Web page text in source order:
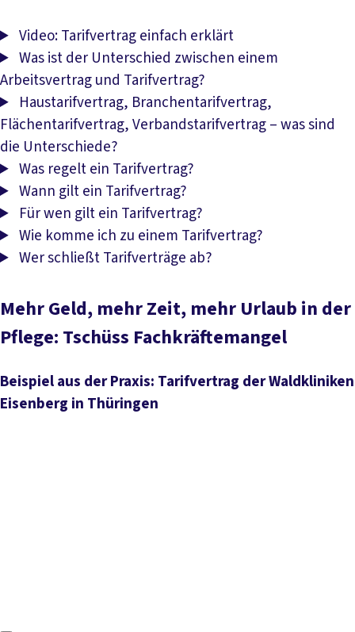
Video: Tarifvertrag einfach erklärt
Was ist der Unterschied zwischen einem
Arbeitsvertrag und Tarifvertrag?
Haustarifvertrag, Branchentarifvertrag,
Flächentarifvertrag, Verbandstarifvertrag – was sind
die Unterschiede?
Was regelt ein Tarifvertrag?
Wann gilt ein Tarifvertrag?
Für wen gilt ein Tarifvertrag?
Wie komme ich zu einem Tarifvertrag?
Wer schließt Tarifverträge ab?
Mehr Geld, mehr Zeit, mehr Urlaub in der
Pflege: Tschüss Fachkräftemangel
Beispiel aus der Praxis: Tarifvertrag der Waldkliniken
Eisenberg in Thüringen